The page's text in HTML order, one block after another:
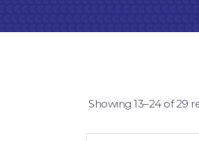
Showing 13–24 of 29